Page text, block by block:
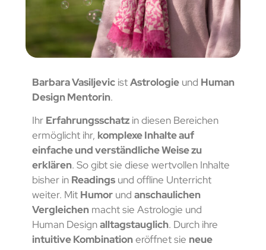
Barbara VasiljevicistAstrologieund Human
Design Mentorin.
Ihr Erfahrungsschatzin diesen Bereichen
ermöglicht ihr, komplexe Inhalte auf
einfache und verständliche Weise zu
erklären. So gibt sie diese wertvollen Inhalte
bisher in Readingsund offline Unterricht
weiter. Mit Humorund anschaulichen
Vergleichenmacht sie Astrologie und
Human Designalltagstauglich. Durch ihre
intuitive Kombinationeröffnet sie neue